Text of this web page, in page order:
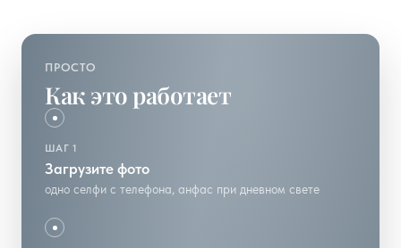
ПРОСТО
Как это работает
ШАГ 1
Загрузите фото
одно селфи с телефона, анфас при дневном свете